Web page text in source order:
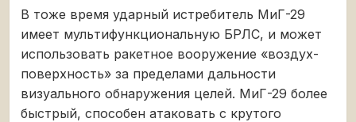
В тоже время ударный истребитель МиГ-29
имеет мультифункциональную БРЛС, и может
использовать ракетное вооружение «воздух-
поверхность» за пределами дальности
визуального обнаружения целей. МиГ-29 более
быстрый, способен атаковать с крутого